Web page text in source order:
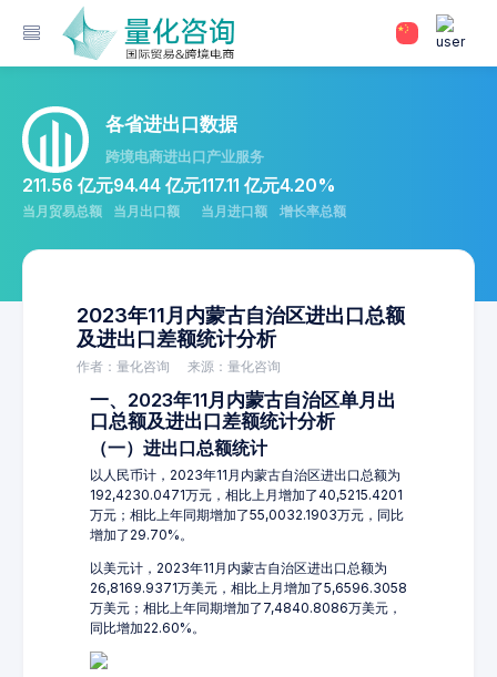
各省进出口数据
跨境电商进出口产业服务
211.56 亿元
当月贸易总额
94.44 亿元
当月出口额
117.11 亿元
当月进口额
4.20%
增长率总额
2023年11月内蒙古自治区进出口总额
及进出口差额统计分析
作者：量化咨询 来源：量化咨询
一、2023年11月内蒙古自治区单月出
口总额及进出口差额统计分析
（一）进出口总额统计
以人民币计，2023年11月内蒙古自治区进出口总额为
192,4230.0471万元，相比上月增加了40,5215.4201
万元；相比上年同期增加了55,0032.1903万元，同比
增加了29.70%。
以美元计，2023年11月内蒙古自治区进出口总额为
26,8169.9371万美元，相比上月增加了5,6596.3058
万美元；相比上年同期增加了7,4840.8086万美元，
同比增加22.60%。